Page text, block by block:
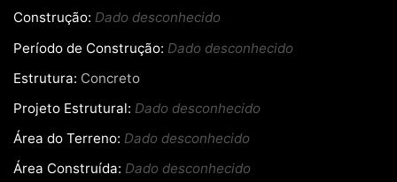
Construção: Dado desconhecido
Período de Construção: Dado desconhecido
Estrutura: Concreto
Projeto Estrutural: Dado desconhecido
Área do Terreno: Dado desconhecido
Área Construída: Dado desconhecido